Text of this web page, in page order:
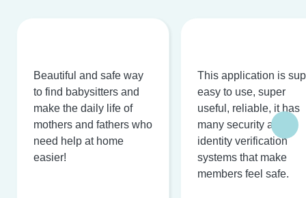
Beautiful and safe way
to find babysitters and
make the daily life of
mothers and fathers who
need help at home
easier!
This application is
easy to use, super
useful, reliable, it has
many security and
identity verification
systems that make
members feel safe.